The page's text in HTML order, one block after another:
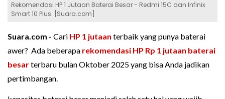
Rekomendasi HP 1 Jutaan Baterai Besar - Redmi 15C dan Infinix
Smart 10 Plus. [Suara.com]
Suara.com - Cari HP 1 jutaan terbaik yang punya baterai
awer? Ada beberapa rekomendasi HP Rp 1 jutaan baterai
besarterbaru bulan Oktober 2025 yang bisa Anda jadikan
pertimbangan.